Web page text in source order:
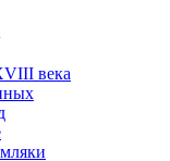
века